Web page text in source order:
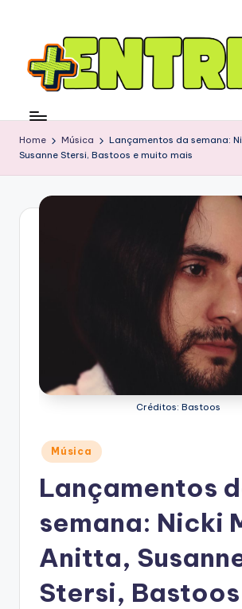
Home Música
Lançamentos da semana:
Susanne Stersi, Bastoos e muito mais
Créditos: Bastoos
Posted
in
Música
Lançamentos
semana: Nicki
Anitta,
Stersi,